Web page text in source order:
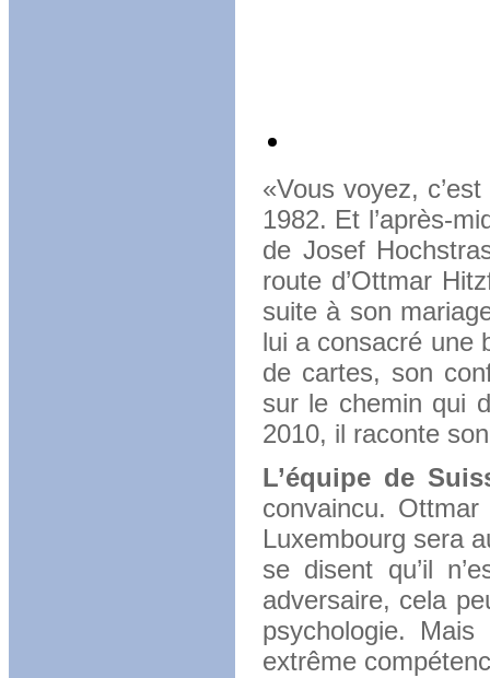
«Vous voyez,
1982. Et l’après-
de Josef
route d’Ottmar
suite à son
lui a consacré une
de cartes, son
sur le chemin qui
2010, il raconte
L’équipe de
convaincu.
Luxembourg sera
se disent qu’il
adversaire, cela
psychologie.
extrême